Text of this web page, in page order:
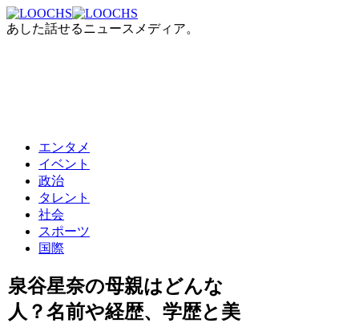
あした話せるニュースメディア。
エンタメ
イベント
政治
タレント
社会
スポーツ
国際
泉谷星奈の母親はどんな
人？名前や経歴、学歴と美